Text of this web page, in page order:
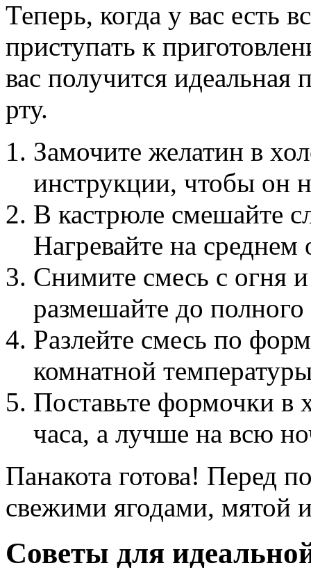
Теперь, когда у вас есть
приступать к
вас получится идеальная
рту.
Замочите желатин в
инструкции, чтобы он
В кастрюле смешайте
Нагревайте на
Снимите смесь с огня
размешайте до полного
Разлейте смесь по
комнатной
Поставьте формочки в
часа, а лучше на всю
Панакота готова! Перед
свежими ягодами, мятой
Советы для